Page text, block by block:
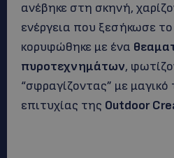
ανέβηκε στη σκηνή,
ενέργεια που ξεσήκωσε
κορυφώθηκε με ένα
πυροτεχνημάτων,
“σφραγίζοντας” με
επιτυχίας της Outdoor